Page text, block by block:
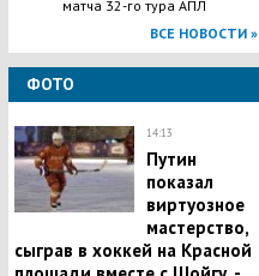
матча 32-го тура АПЛ
ВСЕ НОВОСТИ »
ФОТО
14:13
Путин
показал
виртуозное
мастерство,
сыграв в хоккей на Красной